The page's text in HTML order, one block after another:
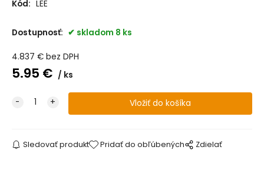
Kód: LEE
Dostupnosť: skladom 8 ks
4.837 € bez DPH
5.95 € ks
Sledovať produkt Pridať do obľúbených Zdielať